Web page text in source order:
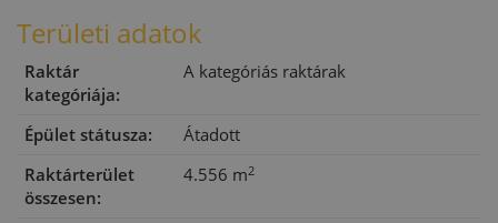
Területi adatok
Raktár
kategóriája:
A kategóriás raktárak
Épület státusza:
Átadott
Raktárterület
összesen:
4.556 m2